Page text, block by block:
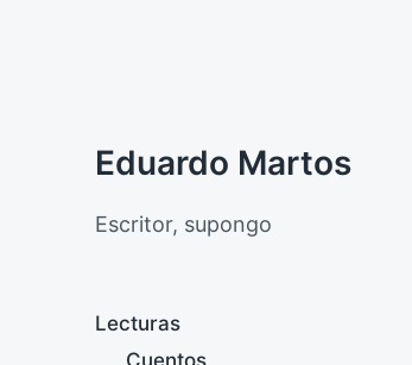
Eduardo Martos
Escritor, supongo
Lecturas